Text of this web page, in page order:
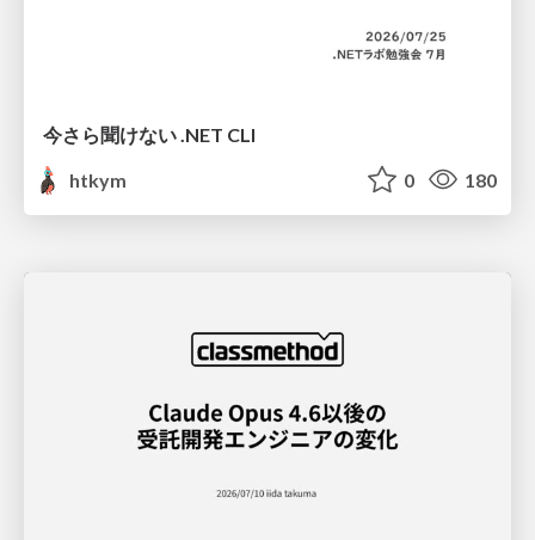
今さら聞けない .NET CLI
htkym
0 180